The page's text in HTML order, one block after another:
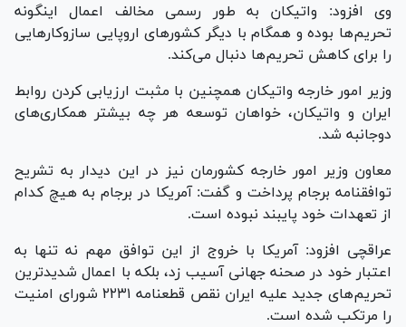
وی افزود: واتیکان به طور رسمی مخالف اعمال اینگونه
تحریم‌ها بوده و همگام با دیگر کشور‌های اروپایی سازوکار‌هایی
را برای کاهش تحریم‌ها دنبال می‌کند.
وزیر امور خارجه واتیکان همچنین با مثبت ارزیابی کردن روابط
ایران و واتیکان، خواهان توسعه هر چه بیشتر همکاری‌های
دوجانبه شد.
معاون وزیر امور خارجه کشورمان نیز در این دیدار به تشریح
توافقنامه برجام پرداخت و گفت: آمریکا در برجام به هیچ کدام
از تعهدات خود پایبند نبوده است.
عراقچی افزود: آمریکا با خروج از این توافق مهم نه تنها به
اعتبار خود در صحنه جهانی آسیب زد، بلکه با اعمال شدیدترین
تحریم‌های جدید علیه ایران نقص قطعنامه ۲۲۳۱ شورای امنیت
را مرتکب شده است.